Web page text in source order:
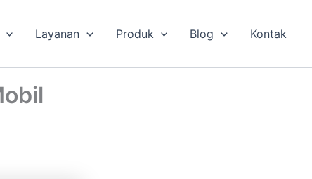
Layanan Produk Blog Kontak